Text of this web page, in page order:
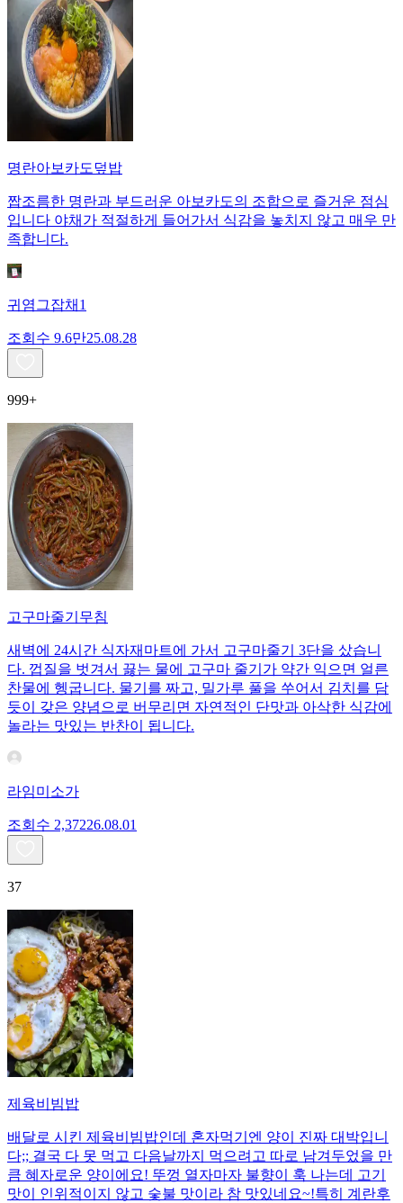
명란아보카도덮밥
짭조름한 명란과 부드러운 아보카도의 조합으로 즐거운 점심
입니다 야채가 적절하게 들어가서 식감을 놓치지 않고 매우 만
족합니다.
귀염그잡채1
조회수 9.6만25.08.28
999+
고구마줄기무침
새벽에 24시간 식자재마트에 가서 고구마줄기 3단을 샀습니
다. 껍질을 벗겨서 끓는 물에 고구마 줄기가 약간 익으면 얼른
찬물에 헹굽니다. 물기를 짜고, 밀가루 풀을 쑤어서 김치를 담
듯이 갖은 양념으로 버무리면 자연적인 단맛과 아삭한 식감에
놀라는 맛있는 반찬이 됩니다.
라임미소가
조회수 2,37226.08.01
37
제육비빔밥
배달로 시킨 제육비빔밥인데 혼자먹기엔 양이 진짜 대박입니
다;; 결국 다 못 먹고 다음날까지 먹으려고 따로 남겨두었을 만
큼 혜자로운 양이에요! 뚜껑 열자마자 불향이 훅 나는데 고기
맛이 인위적이지 않고 숯불 맛이라 참 맛있네요~!특히 계란후